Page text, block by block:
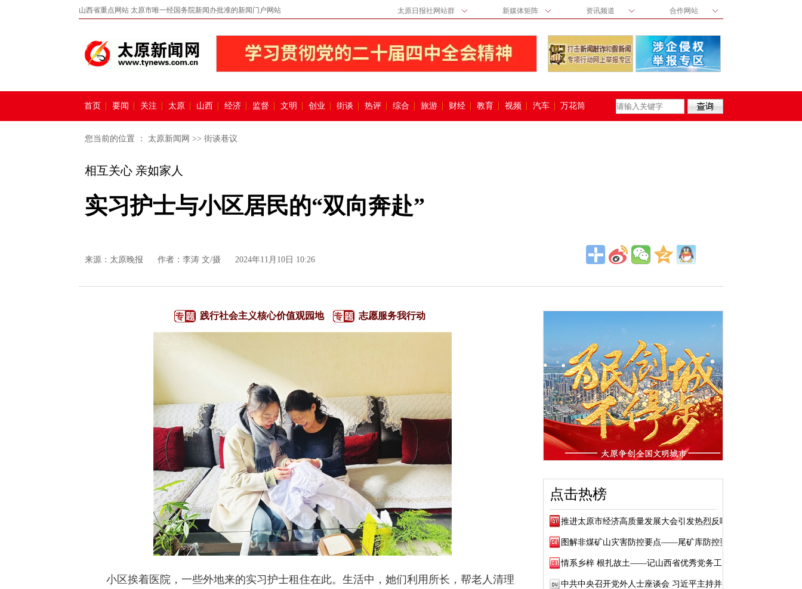
山西省重点网站 太原市唯一经国务院新闻办批准的新闻门户网站 太原日报社网站群 新媒体矩阵 资讯频道 合作网站
首页 要闻 关注 太原 山西 经济 监督 文明 创业 街谈 热评 综合 旅游 财经 教育 视频 汽车 万花筒
您当前的位置 ： 太原新闻网 >> 街谈巷议
相互关心 亲如家人
实习护士与小区居民的“双向奔赴”
来源： 太原晚报 作者：李涛 文/摄 2024年11月10日 10:26
践行社会主义核心价值观园地 志愿服务我行动
小区挨着医院，一些外地来的实习护士租住在此。生活中，她们利用所长，帮老人清理
点击热榜
推进太原市经济高质量发展大会引发热烈反响
图解非煤矿山灾害防控要点——尾矿库防控要点
情系乡梓 根扎故土——记山西省优秀党务工作...
中共中央召开党外人士座谈会 习近平主持并发...